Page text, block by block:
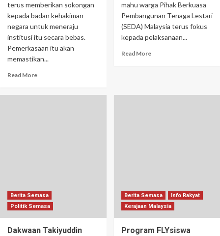
terus memberikan sokongan
kepada badan kehakiman
negara untuk meneraju
institusi itu secara bebas.
Pemerkasaan itu akan
memastikan...
Read More
mahu warga Pihak Berkuasa
Pembangunan Tenaga Lestari
(SEDA) Malaysia terus fokus
kepada pelaksanaan...
Read More
Berita Semasa
Politik Semasa
Dakwaan Takiyuddin
Berita Semasa
Info Rakyat
Kerajaan Malaysia
Program FLYsiswa